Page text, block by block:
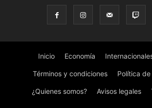
Inicio Economía
Términos y condiciones Política
¿Quienes somos? Avisos legales